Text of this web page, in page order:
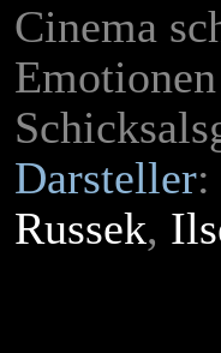
Cinema
Darsteller:
Russek,